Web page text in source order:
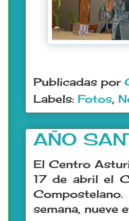
Publicadas por
Labels: Fotos,
AÑO
El Centro
17 de abril el
semana, nueve